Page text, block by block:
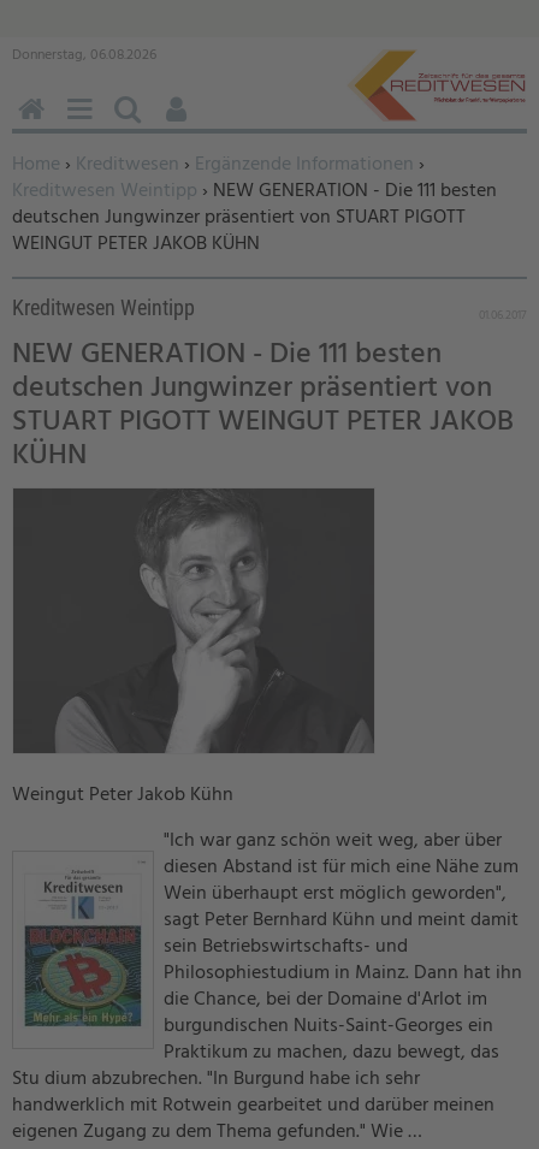
Donnerstag, 06.08.2026
Sie befinden sich hier:
Home › Kreditwesen › Ergänzende Informationen ›
Kreditwesen Weintipp › NEW GENERATION - Die 111 besten
deutschen Jungwinzer präsentiert von STUART PIGOTT
WEINGUT PETER JAKOB KÜHN
Kreditwesen Weintipp
NEW GENERATION - Die 111 besten
deutschen Jungwinzer präsentiert von
STUART PIGOTT WEINGUT PETER JAKOB
KÜHN
Weingut Peter Jakob Kühn
"Ich war ganz schön weit weg, aber über
diesen Abstand ist für mich eine Nähe zum
Wein überhaupt erst möglich geworden",
sagt Peter Bernhard Kühn und meint damit
sein Betriebswirtschafts- und
Philosophiestudium in Mainz. Dann hat ihn
die Chance, bei der Domaine d'Arlot im
burgundischen Nuits-Saint-Georges ein
Praktikum zu machen, dazu bewegt, das
Stu dium abzubrechen. "In Burgund habe ich sehr
handwerklich mit Rotwein gearbeitet und darüber meinen
eigenen Zugang zu dem Thema gefunden." Wie …
HOMEMENÜSUCHEN
BENUTZERFUNKTIONEN